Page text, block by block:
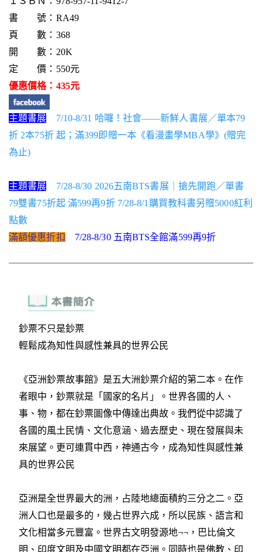
書 號：RA49
頁 數：368
開 數：20K
定 價：550元
優惠價格：435元
主題書展
7/10-8/31 哈囉！社會——新鮮人書展／單本79
折 2本75折 起；滿399即贈一本《看漫畫學MBA學》(贈完
為止)
主題書展
7/28-8/30 2026五南BTS書展｜搶先開跑／單書
79雙書75折起 滿599再9折 7/28-8/1購買教科書另贈5000紅利
點數
滿額優惠折扣
7/28-8/30 五南BTS全館滿599再9折